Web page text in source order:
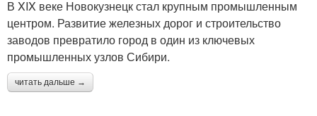
В XIX веке Новокузнецк стал крупным промышленным
центром. Развитие железных дорог и строительство
заводов превратило город в один из ключевых
промышленных узлов Сибири.
читать дальше →